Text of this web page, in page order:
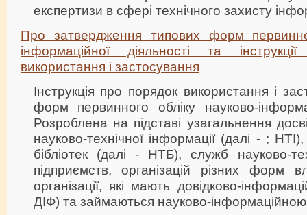
експертизи в сфері технічного захисту
Про затвердження типових форм
інформаційної діяльності та
використання і застосування
Інструкція про порядок використання і
форм первинного обліку науково-
Розроблена на підставі узагальнення
науково-технічної інформації (далі - ;
бібліотек (далі - НТБ), служб науково-
підприємств, організацій різних форм
організації, які мають довідково-
ДІФ) та займаються науково-інформаційною